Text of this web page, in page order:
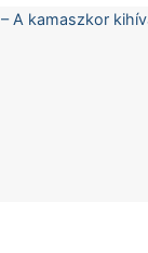
A kamaszkor